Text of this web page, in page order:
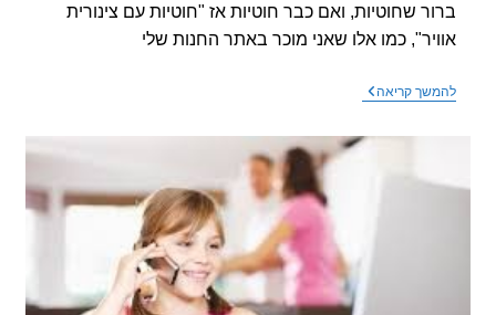
שחוטיות, ואם כבר חוטיות אז "חוטיות עם צינורית
כמו אלו שאני מוכר באתר החנות שלי
קריאהאוזניות